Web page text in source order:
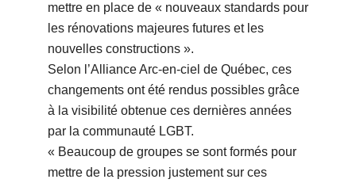
mettre en place de « nouveaux standards pour
les rénovations majeures futures et les
nouvelles constructions ».
Selon l’Alliance Arc-en-ciel de Québec, ces
changements ont été rendus possibles grâce
à la visibilité obtenue ces dernières années
par la communauté LGBT.
« Beaucoup de groupes se sont formés pour
mettre de la pression justement sur ces